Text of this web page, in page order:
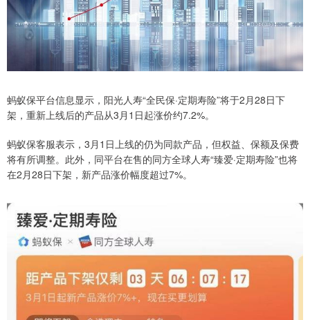
蚂蚁保平台信息显示，阳光人寿“全民保·定期寿险”将于2月28日下
架，重新上线后的产品从3月1日起涨价约7.2%。
蚂蚁保客服表示，3月1日上线的仍为同款产品，但权益、保额及保费
将有所调整。此外，同平台在售的同方全球人寿“臻爱·定期寿险”也将
在2月28日下架，新产品涨价幅度超过7%。